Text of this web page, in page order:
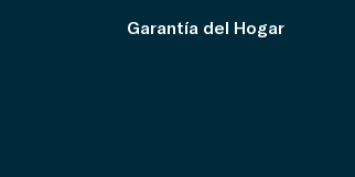
Garantía del Hogar